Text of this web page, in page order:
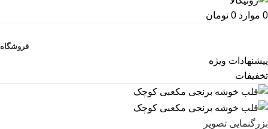
0 موارد 0 تومان
فروشگاه
پیشنهادات ویژه
تخفیفات
بزرگنمایی تصویر